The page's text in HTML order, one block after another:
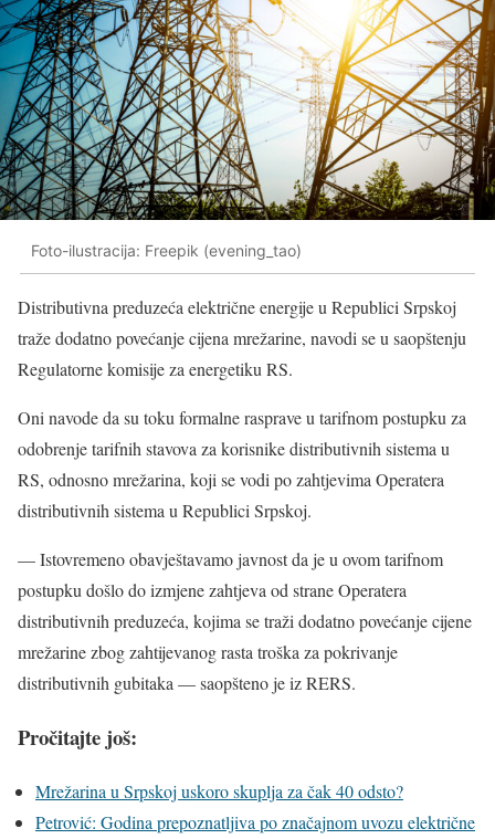
Foto-ilustracija: Freepik (evening_tao)
Distributivna preduzeća električne energije u Republici Srpskoj
traže dodatno povećanje cijena mrežarine, navodi se u saopštenju
Regulatorne komisije za energetiku RS.
Oni navode da su toku formalne rasprave u tarifnom postupku za
odobrenje tarifnih stavova za korisnike distributivnih sistema u
RS, odnosno mrežarina, koji se vodi po zahtjevima Operatera
distributivnih sistema u Republici Srpskoj.
— Istovremeno obavještavamo javnost da je u ovom tarifnom
postupku došlo do izmjene zahtjeva od strane Operatera
distributivnih preduzeća, kojima se traži dodatno povećanje cijene
mrežarine zbog zahtijevanog rasta troška za pokrivanje
distributivnih gubitaka — saopšteno je iz RERS.
Pročitajte još:
Mrežarina u Srpskoj uskoro skuplja za čak 40 odsto?
Petrović: Godina prepoznatljiva po značajnom uvozu električne